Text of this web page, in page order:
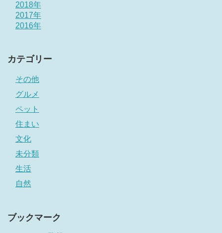
2018年
2017年
2016年
カテゴリー
その他
グルメ
ペット
住まい
文化
未分類
生活
自然
ブックマーク